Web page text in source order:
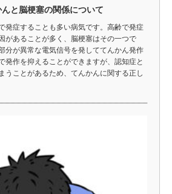
と脳梗塞の関係について
発症することも多い病気です。高齢で発症
があることが多く、脳梗塞はその一つで
分が異常な電気信号を発しててんかん発作
発作を抑えることができますが、認知症と
うことがあるため、てんかんに関する正し